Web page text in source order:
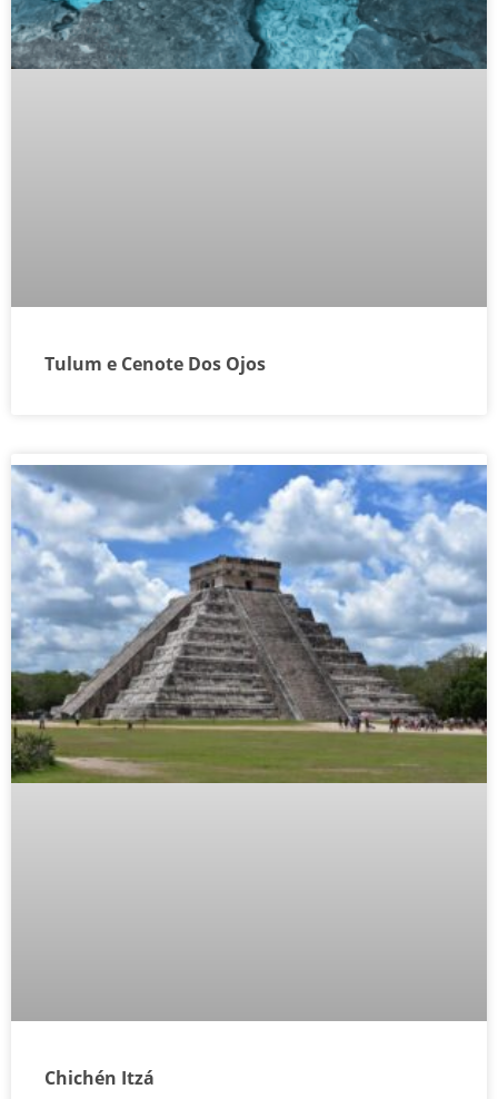
Tulum e Cenote Dos Ojos
Chichén Itzá